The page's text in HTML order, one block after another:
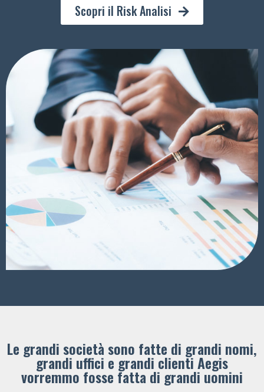
Scopri il Risk Analisi
Le grandi società sono fatte di grandi nomi,
grandi uffici e grandi clienti ​Aegis
vorremmo fosse fatta di grandi uomini